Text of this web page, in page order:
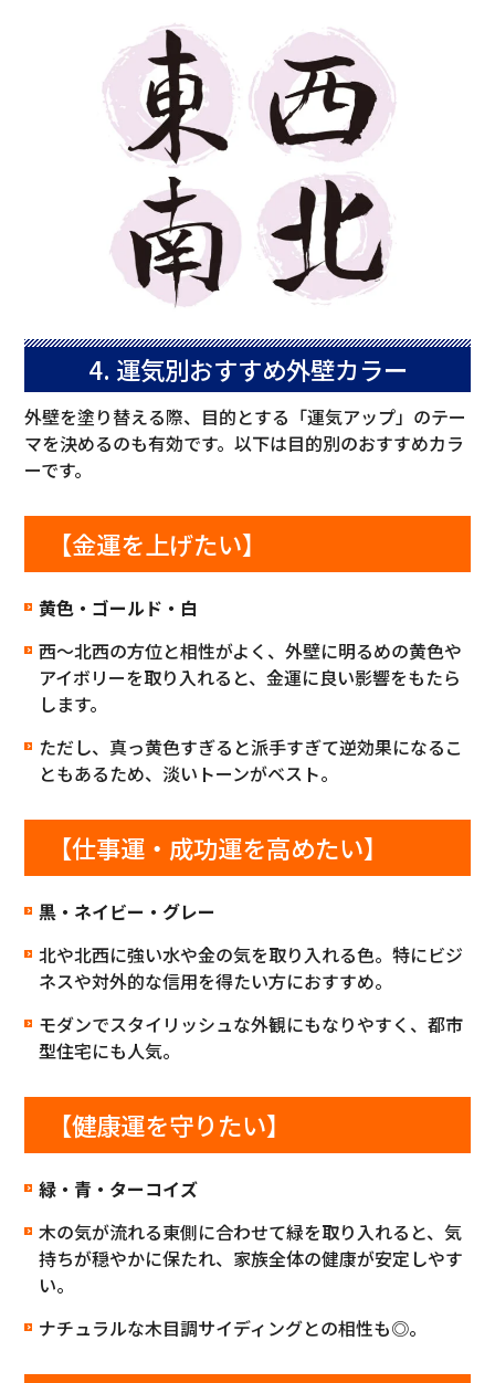
4. 運気別おすすめ外壁カラー
外壁を塗り替える際、目的とする「運気アップ」のテー
マを決めるのも有効です。以下は目的別のおすすめカラ
ーです。
【金運を上げたい】
黄色・ゴールド・白
西〜北西の方位と相性がよく、外壁に明るめの黄色や
アイボリーを取り入れると、金運に良い影響をもたら
します。
ただし、真っ黄色すぎると派手すぎて逆効果になるこ
ともあるため、淡いトーンがベスト。
【仕事運・成功運を高めたい】
黒・ネイビー・グレー
北や北西に強い水や金の気を取り入れる色。特にビジ
ネスや対外的な信用を得たい方におすすめ。
モダンでスタイリッシュな外観にもなりやすく、都市
型住宅にも人気。
【健康運を守りたい】
緑・青・ターコイズ
木の気が流れる東側に合わせて緑を取り入れると、気
持ちが穏やかに保たれ、家族全体の健康が安定しやす
い。
ナチュラルな木目調サイディングとの相性も◎。